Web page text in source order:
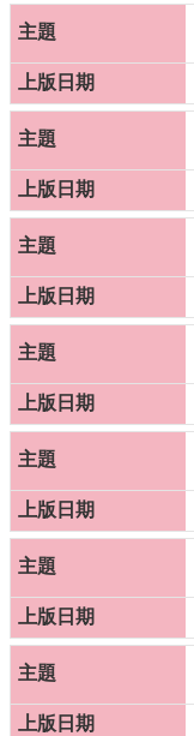
服
務
資
訊
公
附
單
位
相
關
規
表
單
下
載
防
災
專
區
站